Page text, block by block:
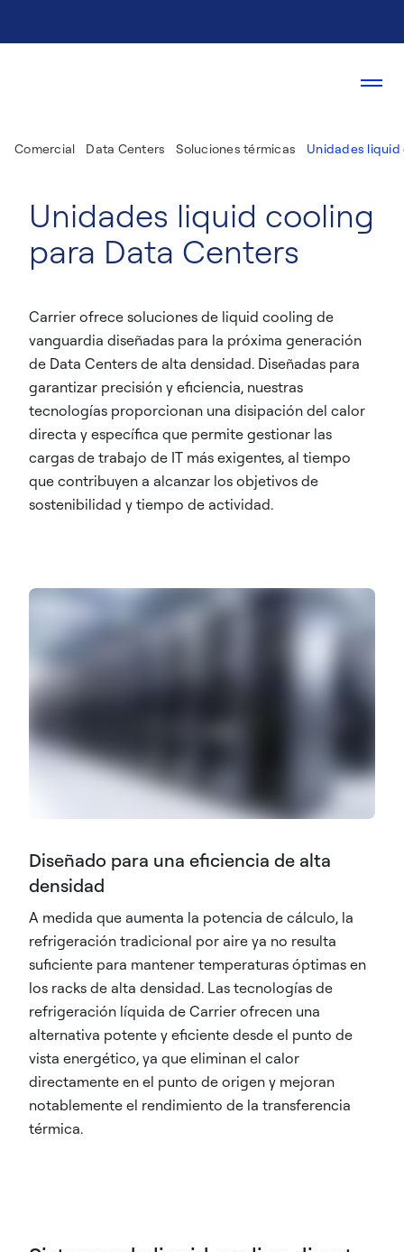
Comercial Data Centers Soluciones térmicas Unidades
Unidades liquid cooling
para Data Centers
Carrier ofrece soluciones de liquid cooling de
vanguardia diseñadas para la próxima generación
de Data Centers de alta densidad. Diseñadas para
garantizar precisión y eficiencia, nuestras
tecnologías proporcionan una disipación del calor
directa y específica que permite gestionar las
cargas de trabajo de IT más exigentes, al tiempo
que contribuyen a alcanzar los objetivos de
sostenibilidad y tiempo de actividad.
Diseñado para una eficiencia de alta
densidad
A medida que aumenta la potencia de cálculo, la
refrigeración tradicional por aire ya no resulta
suficiente para mantener temperaturas óptimas en
los racks de alta densidad. Las tecnologías de
refrigeración líquida de Carrier ofrecen una
alternativa potente y eficiente desde el punto de
vista energético, ya que eliminan el calor
directamente en el punto de origen y mejoran
notablemente el rendimiento de la transferencia
térmica.